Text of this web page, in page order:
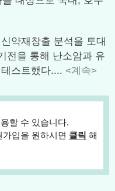
약재창출 분석을 토대
전을 통해 난소암과 유
스트했다.... <계속>
할 수 있습니다.
입을 원하시면 클릭 해